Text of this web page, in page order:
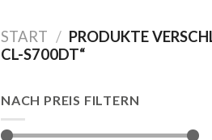
START / PRODUKTE
CL-S700DT“
NACH PREIS FILTERN